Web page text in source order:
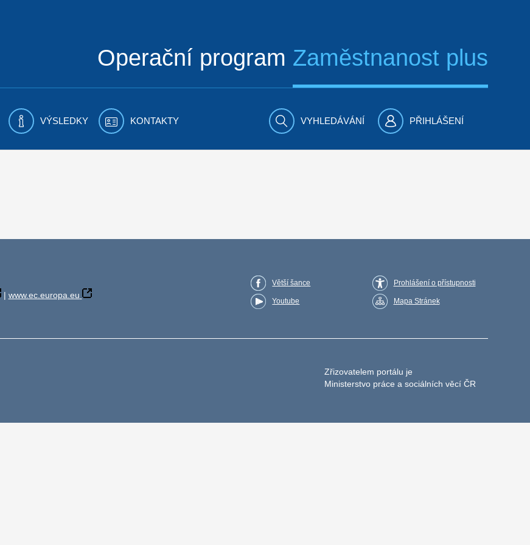
Operační program Zaměstnanost plus
VÝSLEDKY KONTAKTY VYHLEDÁVÁNÍ PŘIHLÁŠENÍ
| www.ec.europa.eu
Větší šance
Youtube
Prohlášení o přístupnosti
Mapa Stránek
Zřizovatelem portálu je
Ministerstvo práce a sociálních věcí ČR